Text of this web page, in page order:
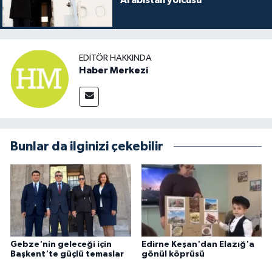
EDITÖR HAKKINDA
Haber Merkezi
Bunlar da ilginizi çekebilir
Gebze'nin geleceği için
Başkent'te güçlü temaslar
Edirne Keşan'dan Elazığ'a
gönül köprüsü